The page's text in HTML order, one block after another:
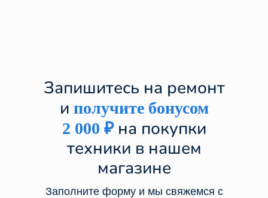
Запишитесь на ремонт
и получите бонусом
2 000 ₽на покупки
техники в нашем
магазине
Заполните форму и мы свяжемся с